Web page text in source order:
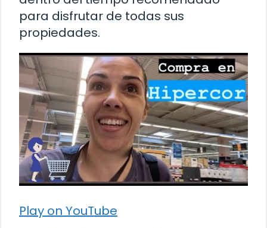
para disfrutar de todas sus
propiedades.
Play on YouTube